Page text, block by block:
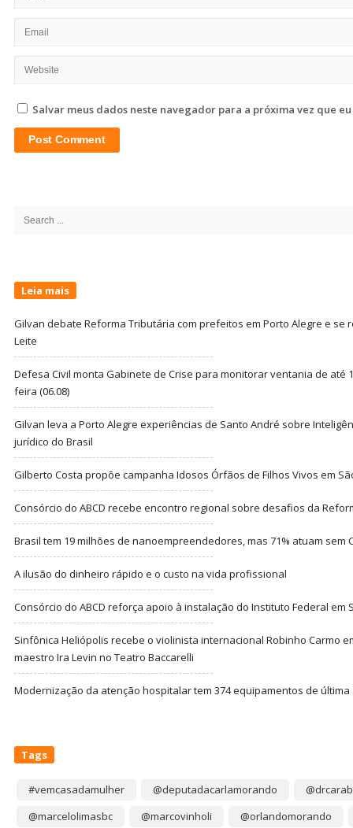
Salvar meus dados neste navegador para a próxima vez que
Search
Leia mais
Gilvan debate Reforma Tributária com prefeitos em Porto Alegre e se
Leite
Defesa Civil monta Gabinete de Crise para monitorar ventania de até
feira (06.08)
Gilvan leva a Porto Alegre experiências de Santo André sobre
jurídico do Brasil
Gilberto Costa propõe campanha Idosos Órfãos de Filhos Vivos em
Consórcio do ABCD recebe encontro regional sobre desafios da
Brasil tem 19 milhões de nanoempreendedores, mas 71% atuam sem
A ilusão do dinheiro rápido e o custo na vida profissional
Consórcio do ABCD reforça apoio à instalação do Instituto Federal em
Sinfônica Heliópolis recebe o violinista internacional Robinho Carmo
maestro Ira Levin no Teatro Baccarelli
Modernização da atenção hospitalar tem 374 equipamentos de última
Tags
#vemcasadamulher @deputadacarlamorando
@marcelolimasbc
@marcovinholi @orlandomorando